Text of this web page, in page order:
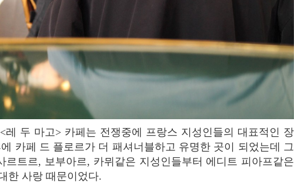
카페 드 플로르가 더 패셔너블하고 유명한 곳이 되었는데 그
르트르, 보부아르, 카뮈같은 지성인들부터 에디트 피아프같은
한 사랑 때문이었다.